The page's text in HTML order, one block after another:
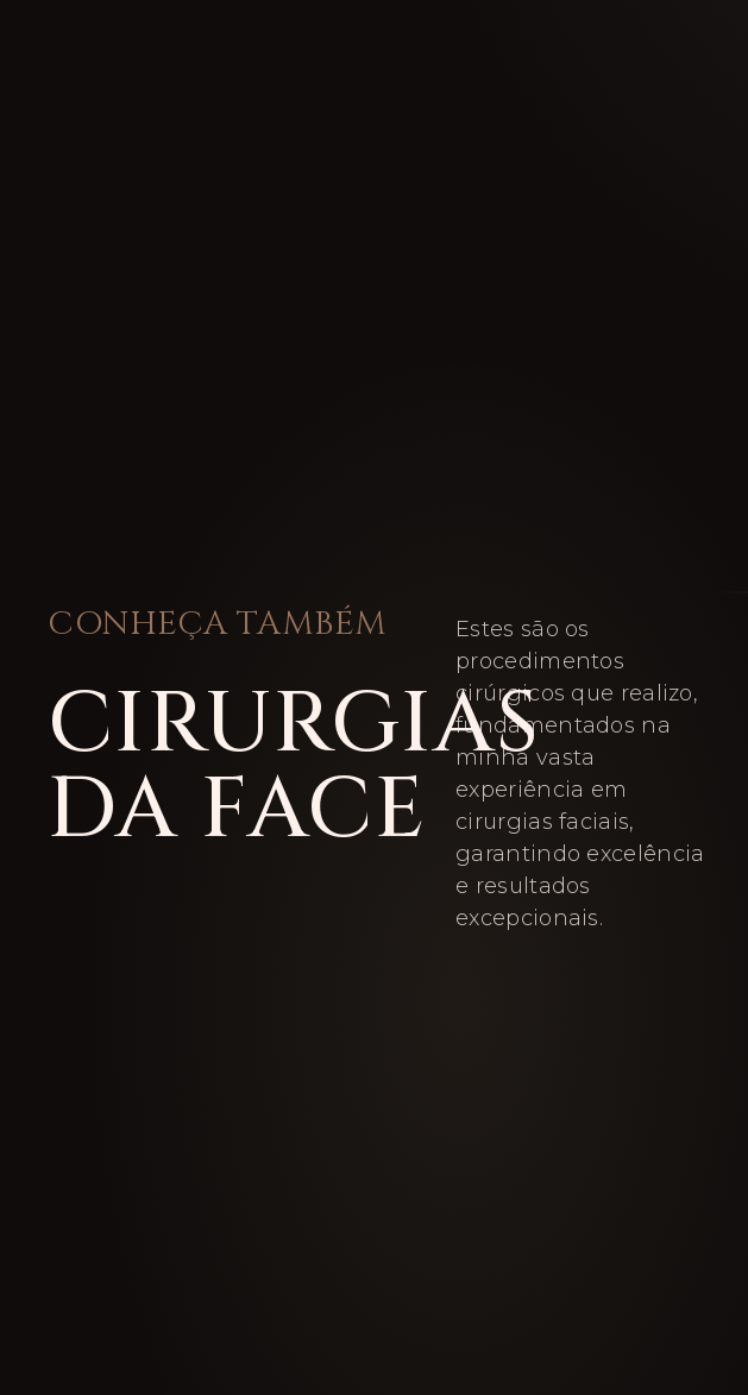
CONHEÇA TAMBÉM
CIRURGIAS
DA FACE
Estes são os
procedimentos
cirúrgicos que realizo,
fundamentados na
minha vasta
experiência em
cirurgias faciais,
garantindo excelência
e resultados
excepcionais.